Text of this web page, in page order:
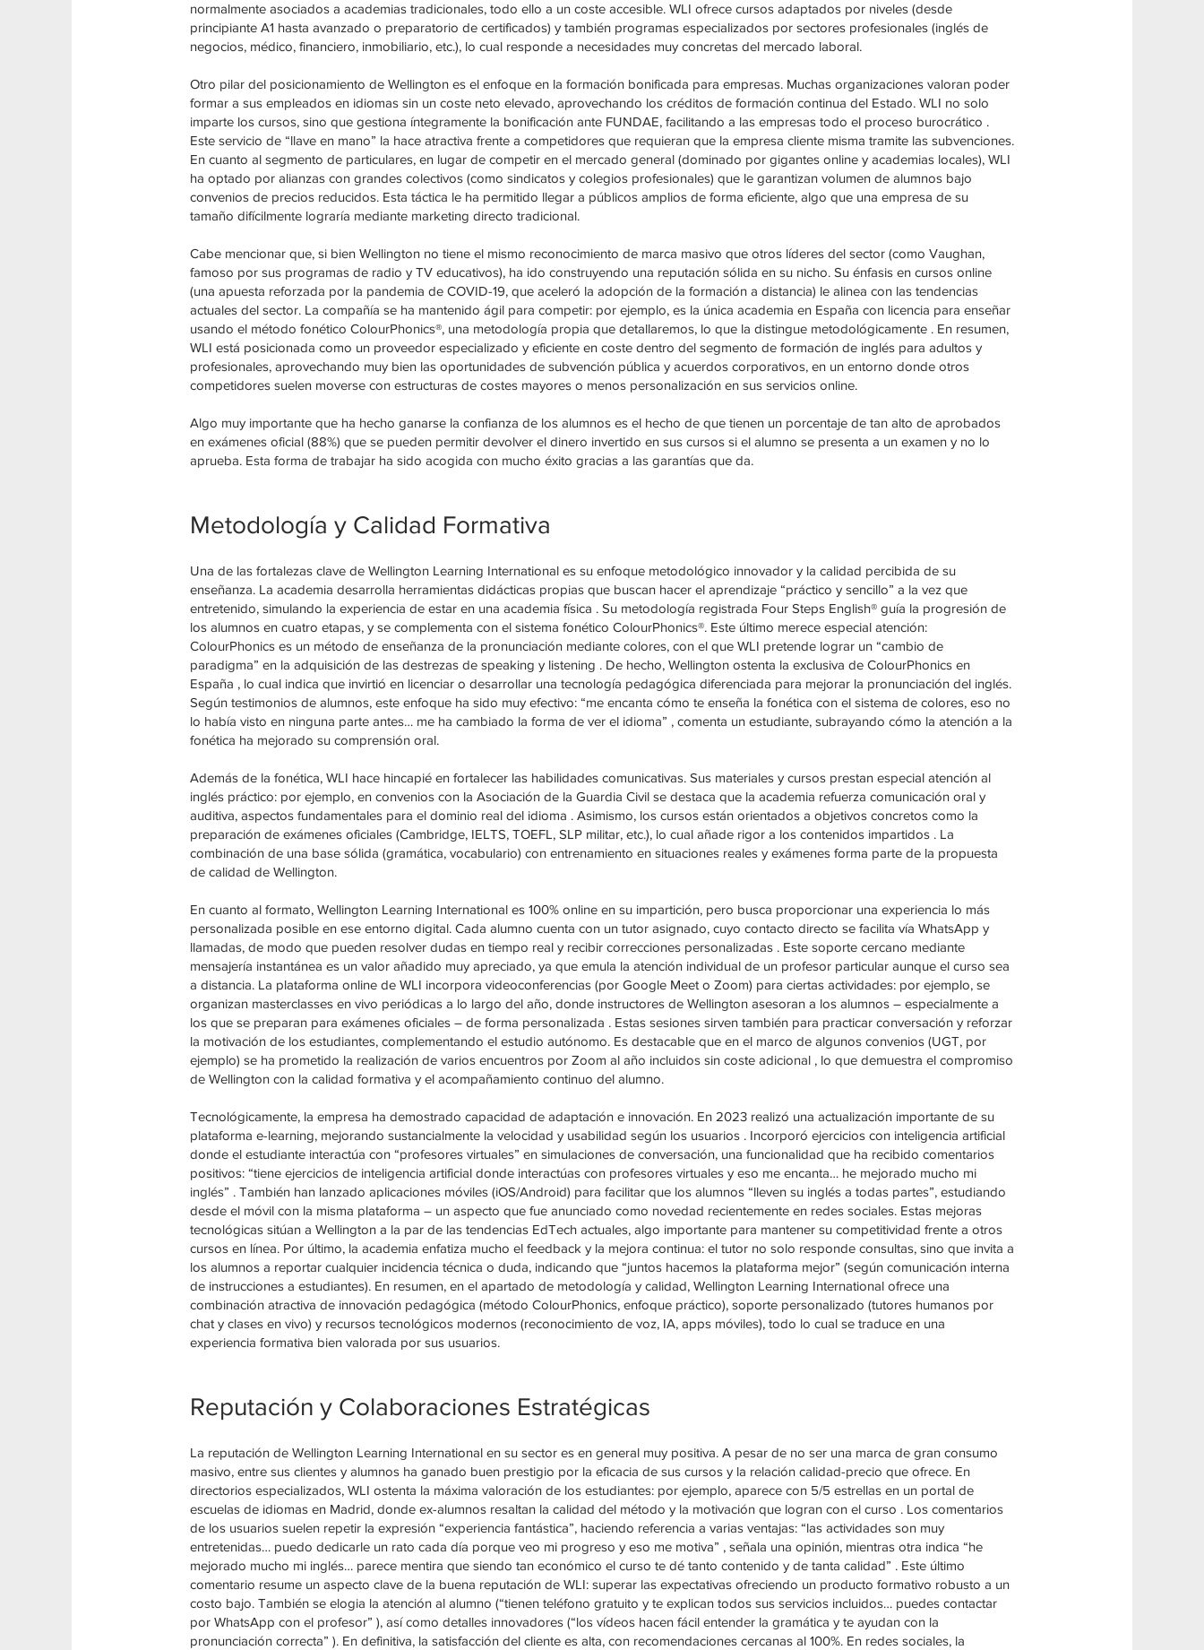
normalmente asociados a academias tradicionales, todo ello a un coste accesible. WLI ofrece cursos adaptados por niveles (desde
principiante A1 hasta avanzado o preparatorio de certificados) y también programas especializados por sectores profesionales (inglés de
negocios, médico, financiero, inmobiliario, etc.), lo cual responde a necesidades muy concretas del mercado laboral.
Otro pilar del posicionamiento de Wellington es el enfoque en la formación bonificada para empresas. Muchas organizaciones valoran poder
formar a sus empleados en idiomas sin un coste neto elevado, aprovechando los créditos de formación continua del Estado. WLI no solo
imparte los cursos, sino que gestiona íntegramente la bonificación ante FUNDAE, facilitando a las empresas todo el proceso burocrático .
Este servicio de “llave en mano” la hace atractiva frente a competidores que requieran que la empresa cliente misma tramite las subvenciones.
En cuanto al segmento de particulares, en lugar de competir en el mercado general (dominado por gigantes online y academias locales), WLI
ha optado por alianzas con grandes colectivos (como sindicatos y colegios profesionales) que le garantizan volumen de alumnos bajo
convenios de precios reducidos. Esta táctica le ha permitido llegar a públicos amplios de forma eficiente, algo que una empresa de su
tamaño difícilmente lograría mediante marketing directo tradicional.
Cabe mencionar que, si bien Wellington no tiene el mismo reconocimiento de marca masivo que otros líderes del sector (como Vaughan,
famoso por sus programas de radio y TV educativos), ha ido construyendo una reputación sólida en su nicho. Su énfasis en cursos online
(una apuesta reforzada por la pandemia de COVID-19, que aceleró la adopción de la formación a distancia) le alinea con las tendencias
actuales del sector. La compañía se ha mantenido ágil para competir: por ejemplo, es la única academia en España con licencia para enseñar
usando el método fonético ColourPhonics®, una metodología propia que detallaremos, lo que la distingue metodológicamente . En resumen,
WLI está posicionada como un proveedor especializado y eficiente en coste dentro del segmento de formación de inglés para adultos y
profesionales, aprovechando muy bien las oportunidades de subvención pública y acuerdos corporativos, en un entorno donde otros
competidores suelen moverse con estructuras de costes mayores o menos personalización en sus servicios online.
Algo muy importante que ha hecho ganarse la confianza de los alumnos es el hecho de que tienen un porcentaje de tan alto de aprobados
en exámenes oficial (88%) que se pueden permitir devolver el dinero invertido en sus cursos si el alumno se presenta a un examen y no lo
aprueba. Esta forma de trabajar ha sido acogida con mucho éxito gracias a las garantías que da.
Metodología y Calidad Formativa
Una de las fortalezas clave de Wellington Learning International es su enfoque metodológico innovador y la calidad percibida de su
enseñanza. La academia desarrolla herramientas didácticas propias que buscan hacer el aprendizaje “práctico y sencillo” a la vez que
entretenido, simulando la experiencia de estar en una academia física . Su metodología registrada Four Steps English® guía la progresión de
los alumnos en cuatro etapas, y se complementa con el sistema fonético ColourPhonics®. Este último merece especial atención:
ColourPhonics es un método de enseñanza de la pronunciación mediante colores, con el que WLI pretende lograr un “cambio de
paradigma” en la adquisición de las destrezas de speaking y listening . De hecho, Wellington ostenta la exclusiva de ColourPhonics en
España , lo cual indica que invirtió en licenciar o desarrollar una tecnología pedagógica diferenciada para mejorar la pronunciación del inglés.
Según testimonios de alumnos, este enfoque ha sido muy efectivo: “me encanta cómo te enseña la fonética con el sistema de colores, eso no
lo había visto en ninguna parte antes… me ha cambiado la forma de ver el idioma” , comenta un estudiante, subrayando cómo la atención a la
fonética ha mejorado su comprensión oral.
Además de la fonética, WLI hace hincapié en fortalecer las habilidades comunicativas. Sus materiales y cursos prestan especial atención al
inglés práctico: por ejemplo, en convenios con la Asociación de la Guardia Civil se destaca que la academia refuerza comunicación oral y
auditiva, aspectos fundamentales para el dominio real del idioma . Asimismo, los cursos están orientados a objetivos concretos como la
preparación de exámenes oficiales (Cambridge, IELTS, TOEFL, SLP militar, etc.), lo cual añade rigor a los contenidos impartidos . La
combinación de una base sólida (gramática, vocabulario) con entrenamiento en situaciones reales y exámenes forma parte de la propuesta
de calidad de Wellington.
En cuanto al formato, Wellington Learning International es 100% online en su impartición, pero busca proporcionar una experiencia lo más
personalizada posible en ese entorno digital. Cada alumno cuenta con un tutor asignado, cuyo contacto directo se facilita vía WhatsApp y
llamadas, de modo que pueden resolver dudas en tiempo real y recibir correcciones personalizadas . Este soporte cercano mediante
mensajería instantánea es un valor añadido muy apreciado, ya que emula la atención individual de un profesor particular aunque el curso sea
a distancia. La plataforma online de WLI incorpora videoconferencias (por Google Meet o Zoom) para ciertas actividades: por ejemplo, se
organizan masterclasses en vivo periódicas a lo largo del año, donde instructores de Wellington asesoran a los alumnos – especialmente a
los que se preparan para exámenes oficiales – de forma personalizada . Estas sesiones sirven también para practicar conversación y reforzar
la motivación de los estudiantes, complementando el estudio autónomo. Es destacable que en el marco de algunos convenios (UGT, por
ejemplo) se ha prometido la realización de varios encuentros por Zoom al año incluidos sin coste adicional , lo que demuestra el compromiso
de Wellington con la calidad formativa y el acompañamiento continuo del alumno.
Tecnológicamente, la empresa ha demostrado capacidad de adaptación e innovación. En 2023 realizó una actualización importante de su
plataforma e-learning, mejorando sustancialmente la velocidad y usabilidad según los usuarios . Incorporó ejercicios con inteligencia artificial
donde el estudiante interactúa con “profesores virtuales” en simulaciones de conversación, una funcionalidad que ha recibido comentarios
positivos: “tiene ejercicios de inteligencia artificial donde interactúas con profesores virtuales y eso me encanta… he mejorado mucho mi
inglés” . También han lanzado aplicaciones móviles (iOS/Android) para facilitar que los alumnos “lleven su inglés a todas partes”, estudiando
desde el móvil con la misma plataforma – un aspecto que fue anunciado como novedad recientemente en redes sociales. Estas mejoras
tecnológicas sitúan a Wellington a la par de las tendencias EdTech actuales, algo importante para mantener su competitividad frente a otros
cursos en línea. Por último, la academia enfatiza mucho el feedback y la mejora continua: el tutor no solo responde consultas, sino que invita a
los alumnos a reportar cualquier incidencia técnica o duda, indicando que “juntos hacemos la plataforma mejor” (según comunicación interna
de instrucciones a estudiantes). En resumen, en el apartado de metodología y calidad, Wellington Learning International ofrece una
combinación atractiva de innovación pedagógica (método ColourPhonics, enfoque práctico), soporte personalizado (tutores humanos por
chat y clases en vivo) y recursos tecnológicos modernos (reconocimiento de voz, IA, apps móviles), todo lo cual se traduce en una
experiencia formativa bien valorada por sus usuarios.
Reputación y Colaboraciones Estratégicas
La reputación de Wellington Learning International en su sector es en general muy positiva. A pesar de no ser una marca de gran consumo
masivo, entre sus clientes y alumnos ha ganado buen prestigio por la eficacia de sus cursos y la relación calidad-precio que ofrece. En
directorios especializados, WLI ostenta la máxima valoración de los estudiantes: por ejemplo, aparece con 5/5 estrellas en un portal de
escuelas de idiomas en Madrid, donde ex-alumnos resaltan la calidad del método y la motivación que logran con el curso . Los comentarios
de los usuarios suelen repetir la expresión “experiencia fantástica”, haciendo referencia a varias ventajas: “las actividades son muy
entretenidas… puedo dedicarle un rato cada día porque veo mi progreso y eso me motiva” , señala una opinión, mientras otra indica “he
mejorado mucho mi inglés… parece mentira que siendo tan económico el curso te dé tanto contenido y de tanta calidad” . Este último
comentario resume un aspecto clave de la buena reputación de WLI: superar las expectativas ofreciendo un producto formativo robusto a un
costo bajo. También se elogia la atención al alumno (“tienen teléfono gratuito y te explican todos sus servicios incluidos… puedes contactar
por WhatsApp con el profesor” ), así como detalles innovadores (“los vídeos hacen fácil entender la gramática y te ayudan con la
pronunciación correcta” ). En definitiva, la satisfacción del cliente es alta, con recomendaciones cercanas al 100%. En redes sociales, la